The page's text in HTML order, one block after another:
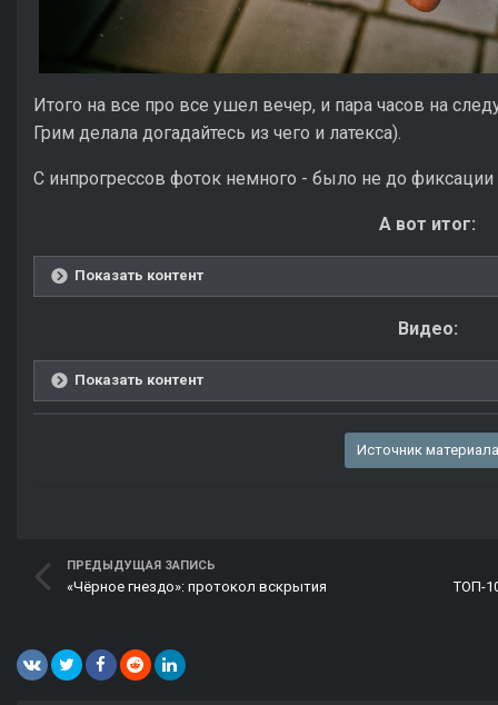
Итого на все про все ушел вечер, и пара часов на
Грим делала догадайтесь из чего и латекса).
С инпрогрессов фоток немного - было не до фиксации
А вот итог:
Показать контент
Видео:
Показать контент
Источник материала
ПРЕДЫДУЩАЯ ЗАПИСЬ
«Чёрное гнездо»: протокол вскрытия